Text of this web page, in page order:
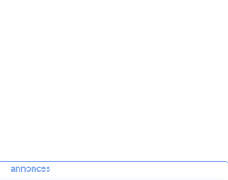
annonces